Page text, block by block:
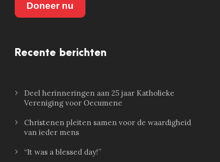
Doneer nu
Recente berichten
Deel herinneringen aan 25 jaar Katholieke
Vereniging voor Oecumene
Christenen pleiten samen voor de waardigheid
van ieder mens
“It was a blessed day!”